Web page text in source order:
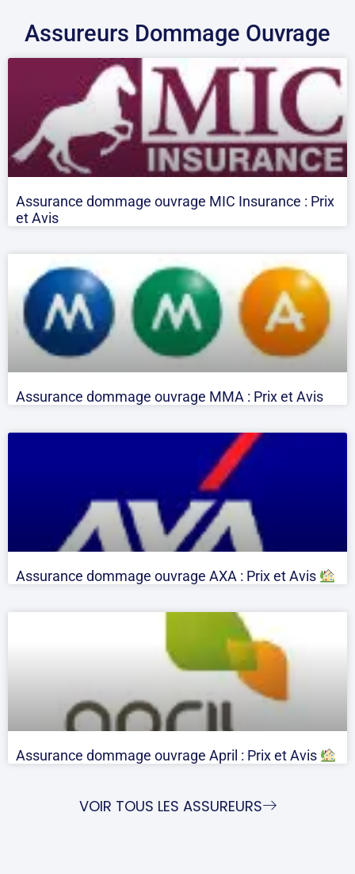
Assureurs Dommage Ouvrage
Assurance dommage ouvrage MIC Insurance : Prix
et Avis
Assurance dommage ouvrage MMA : Prix et Avis
Assurance dommage ouvrage AXA : Prix et Avis
Assurance dommage ouvrage April : Prix et Avis
VOIR TOUS LES ASSUREURS